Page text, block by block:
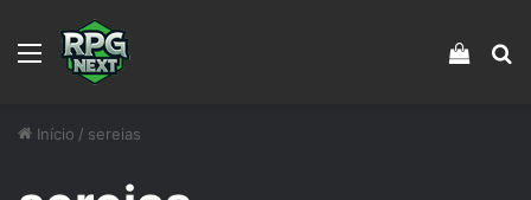
Menu Veja
Início / sereias